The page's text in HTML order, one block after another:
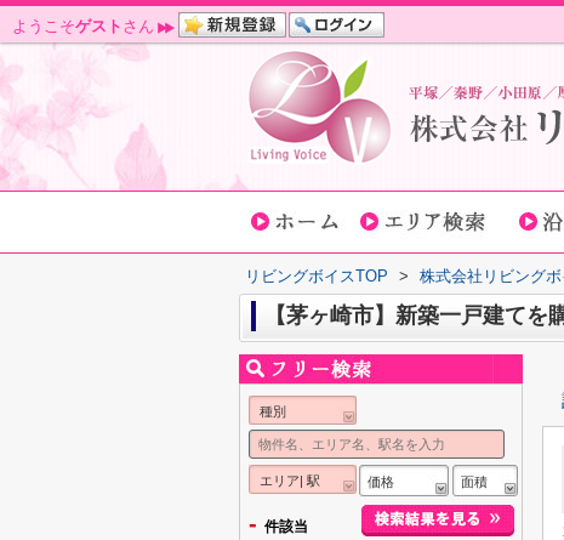
ようこそゲスト さん
リビングボイスTOP > 株式会社リビング
【茅ヶ崎市】新築一戸建て
種別
エリア| 駅 価格 面積
- 件該当